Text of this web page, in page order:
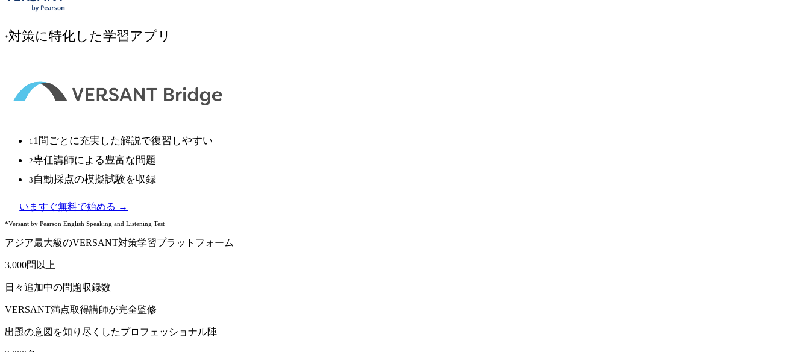
*対策に特化した学習アプリ
1 1問ごとに充実した解説で復習しやすい
2専任講師による豊富な問題
3 自動採点の模擬試験を収録
いますぐ無料で始める →
*Versant by Pearson English Speaking and Listening Test
アジア最大級のVERSANT対策学習プラットフォーム
3,000問以上
日々追加中の問題収録数
VERSANT満点取得講師が完全監修
出題の意図を知り尽くしたプロフェッショナル陣